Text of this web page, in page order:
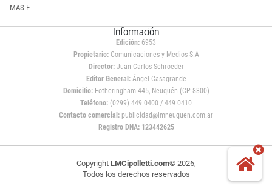
MAS E
Información
Edición: 6953
Propietario:Comunicaciones y Medios S.A
Director: Juan Carlos Schroeder
Editor General:Ángel Casagrande
Domicilio:Fotheringham 445, Neuquén (CP 8300)
Teléfono: (0299) 449 0400 / 449 0410
Contacto comercial: publicidad@lmneuquen.com.ar
Registro DNA: 123442625
Copyright LMCipolletti.com© 2026,
Todos los derechos reservados